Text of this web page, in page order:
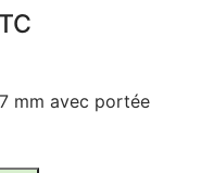
:
mm avec portée